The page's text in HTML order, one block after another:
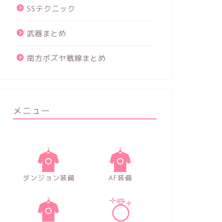
SSテクニック
武器まとめ
南方ボズヤ戦線まとめ
メニュー
ダンジョン装備 AF装備